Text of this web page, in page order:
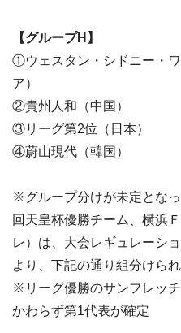
【グループH】
①ウェスタン・シドニー・
ア）
②貴州人和（中国）
③リーグ第2位（日本）
④蔚山現代（韓国）
※グループ分けが未定とな
回天皇杯優勝チーム、横浜
レ）は、大会レギュレーシ
より、下記の通り組分けられ
※リーグ優勝のサンフレッ
かわらず第1代表が確定